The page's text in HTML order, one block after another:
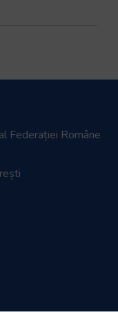
Federației Române